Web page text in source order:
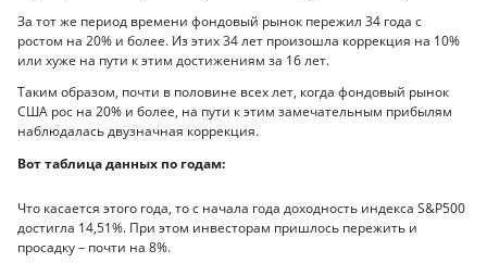
За тот же период времени фондовый рынок пережил 34 года с
ростом на 20% и более. Из этих 34 лет произошла коррекция на 10%
или хуже на пути к этим достижениям за 16 лет.
Таким образом, почти в половине всех лет, когда фондовый рынок
США рос на 20% и более, на пути к этим замечательным прибылям
наблюдалась двузначная коррекция.
Вот таблица данных по годам:
Что касается этого года, то с начала года доходность индекса S&P500
достигла 14,51%. При этом инвесторам пришлось пережить и
просадку – почти на 8%.